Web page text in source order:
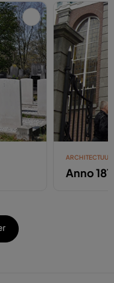
ARCHITECTUUR
Anno